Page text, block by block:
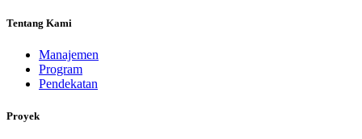
Tentang Kami
Manajemen
Program
Pendekatan
Proyek